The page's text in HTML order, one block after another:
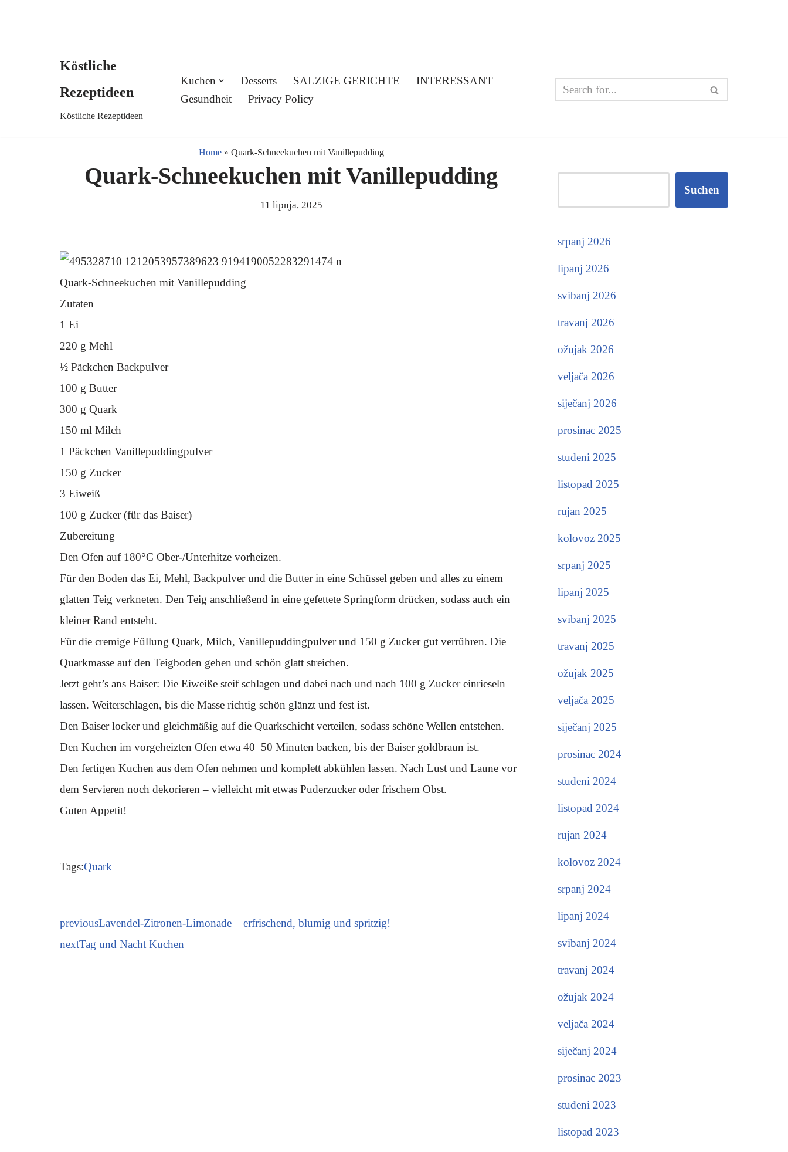
Köstliche
Rezeptideen
Köstliche Rezeptideen
Kuchen Desserts SALZIGE GERICHTE
INTERESSANT
Gesundheit
Privacy Policy
Home» Quark-Schneekuchen mit Vanillepudding
Quark-Schneekuchen mit Vanillepudding
11 lipnja, 2025
Quark-Schneekuchen mit Vanillepudding
Zutaten
1 Ei
220 g Mehl
½ Päckchen Backpulver
100 g Butter
300 g Quark
150 ml Milch
1 Päckchen Vanillepuddingpulver
150 g Zucker
3 Eiweiß
100 g Zucker (für das Baiser)
Zubereitung
Den Ofen auf 180°C Ober-/Unterhitze vorheizen.
Für den Boden das Ei, Mehl, Backpulver und die Butter in eine Schüssel geben und alles zu einem
glatten Teig verkneten. Den Teig anschließend in eine gefettete Springform drücken, sodass auch ein
kleiner Rand entsteht.
Für die cremige Füllung Quark, Milch, Vanillepuddingpulver und 150 g Zucker gut verrühren. Die
Quarkmasse auf den Teigboden geben und schön glatt streichen.
Jetzt geht’s ans Baiser: Die Eiweiße steif schlagen und dabei nach und nach 100 g Zucker einrieseln
lassen. Weiterschlagen, bis die Masse richtig schön glänzt und fest ist.
Den Baiser locker und gleichmäßig auf die Quarkschicht verteilen, sodass schöne Wellen entstehen.
Den Kuchen im vorgeheizten Ofen etwa 40–50 Minuten backen, bis der Baiser goldbraun ist.
Den fertigen Kuchen aus dem Ofen nehmen und komplett abkühlen lassen. Nach Lust und Laune vor
dem Servieren noch dekorieren – vielleicht mit etwas Puderzucker oder frischem Obst.
Guten Appetit!
Tags:Quark
previousLavendel-Zitronen-Limonade – erfrischend, blumig und spritzig!
nextTag und Nacht Kuchen
Suchen
srpanj 2026
lipanj 2026
svibanj 2026
travanj 2026
ožujak 2026
veljača 2026
siječanj 2026
prosinac 2025
studeni 2025
listopad 2025
rujan 2025
kolovoz 2025
srpanj 2025
lipanj 2025
svibanj 2025
travanj 2025
ožujak 2025
veljača 2025
siječanj 2025
prosinac 2024
studeni 2024
listopad 2024
rujan 2024
kolovoz 2024
srpanj 2024
lipanj 2024
svibanj 2024
travanj 2024
ožujak 2024
veljača 2024
siječanj 2024
prosinac 2023
studeni 2023
listopad 2023